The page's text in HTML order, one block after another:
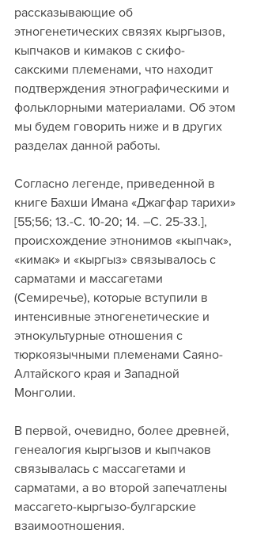
рассказывающие об
этногенетических связях кыргызов,
кыпчаков и кимаков с скифо-
сакскими племенами, что находит
подтверждения этнографическими и
фольклорными материалами. Об этом
мы будем говорить ниже и в других
разделах данной работы.
Согласно легенде, приведенной в
книге Бахши Имана «Джагфар тарихи»
[55;56; 13.-С. 10-20; 14. –С. 25-33.],
происхождение этнонимов «кыпчак»,
«кимак» и «кыргыз» связывалось с
сарматами и массагетами
(Семиречье), которые вступили в
интенсивные этногенетические и
этнокультурные отношения с
тюркоязычными племенами Саяно-
Алтайского края и Западной
Монголии.
В первой, очевидно, более древней,
генеалогия кыргызов и кыпчаков
связывалась с массагетами и
сарматами, а во второй запечатлены
массагето-кыргызо-булгарские
взаимоотношения.